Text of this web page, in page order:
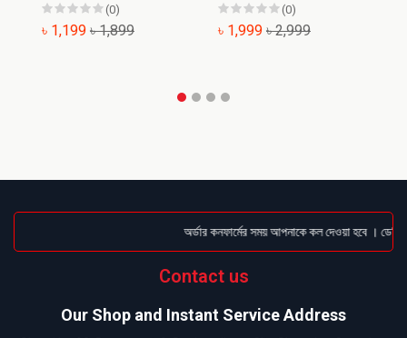
(0)
৳ 1,199 ৳ 1,899
(0)
৳ 1,999 ৳ 2,999
অর্ডার কনফার্মের সময় আপনাকে কল দেওয়া হবে ।
Contact us
Our Shop and Instant Service Address